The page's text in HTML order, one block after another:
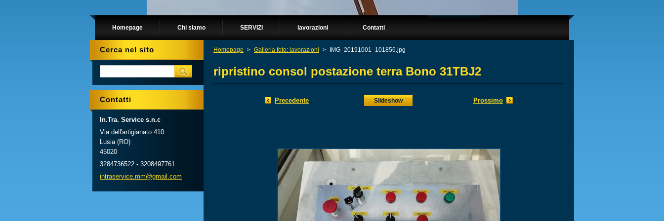
Homepage Chi siamo SERVIZI lavorazioni Contatti
Homepage > Galleria foto: lavorazioni > IMG_20191001_101856.jpg
ripristino consol postazione terra Bono 31TBJ2
Precedente Slideshow Prossimo
Cerca nel sito
Contatti
In.Tra. Service s.n.c
Via dell'artigianato 410
Lusia (RO)
45020
3284736522 - 3208497761
intraservice.mm@gmail.com